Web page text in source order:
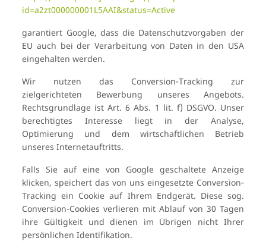
id=a2zt000000001L5AAI&status=Active
garantiert Google, dass die Datenschutzvorgaben der
EU auch bei der Verarbeitung von Daten in den USA
eingehalten werden.
Wir nutzen das Conversion-Tracking zur
zielgerichteten Bewerbung unseres Angebots.
Rechtsgrundlage ist Art. 6 Abs. 1 lit. f) DSGVO. Unser
berechtigtes Interesse liegt in der Analyse,
Optimierung und dem wirtschaftlichen Betrieb
unseres Internetauftritts.
Falls Sie auf eine von Google geschaltete Anzeige
klicken, speichert das von uns eingesetzte Conversion-
Tracking ein Cookie auf Ihrem Endgerät. Diese sog.
Conversion-Cookies verlieren mit Ablauf von 30 Tagen
ihre Gültigkeit und dienen im Übrigen nicht Ihrer
persönlichen Identifikation.